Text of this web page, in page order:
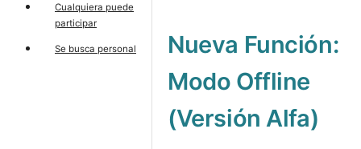
Cualquiera puede
participar
Se busca personal
Nueva Función:
Modo Offline
(Versión Alfa)